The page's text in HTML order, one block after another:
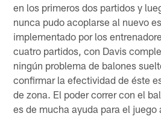
en los primeros dos partidos y
nunca pudo acoplarse al nuevo
implementado por los
cuatro partidos, con Davis
ningún problema de balones
confirmar la efectividad de éste
de zona. El poder correr con el
es de mucha ayuda para el juego